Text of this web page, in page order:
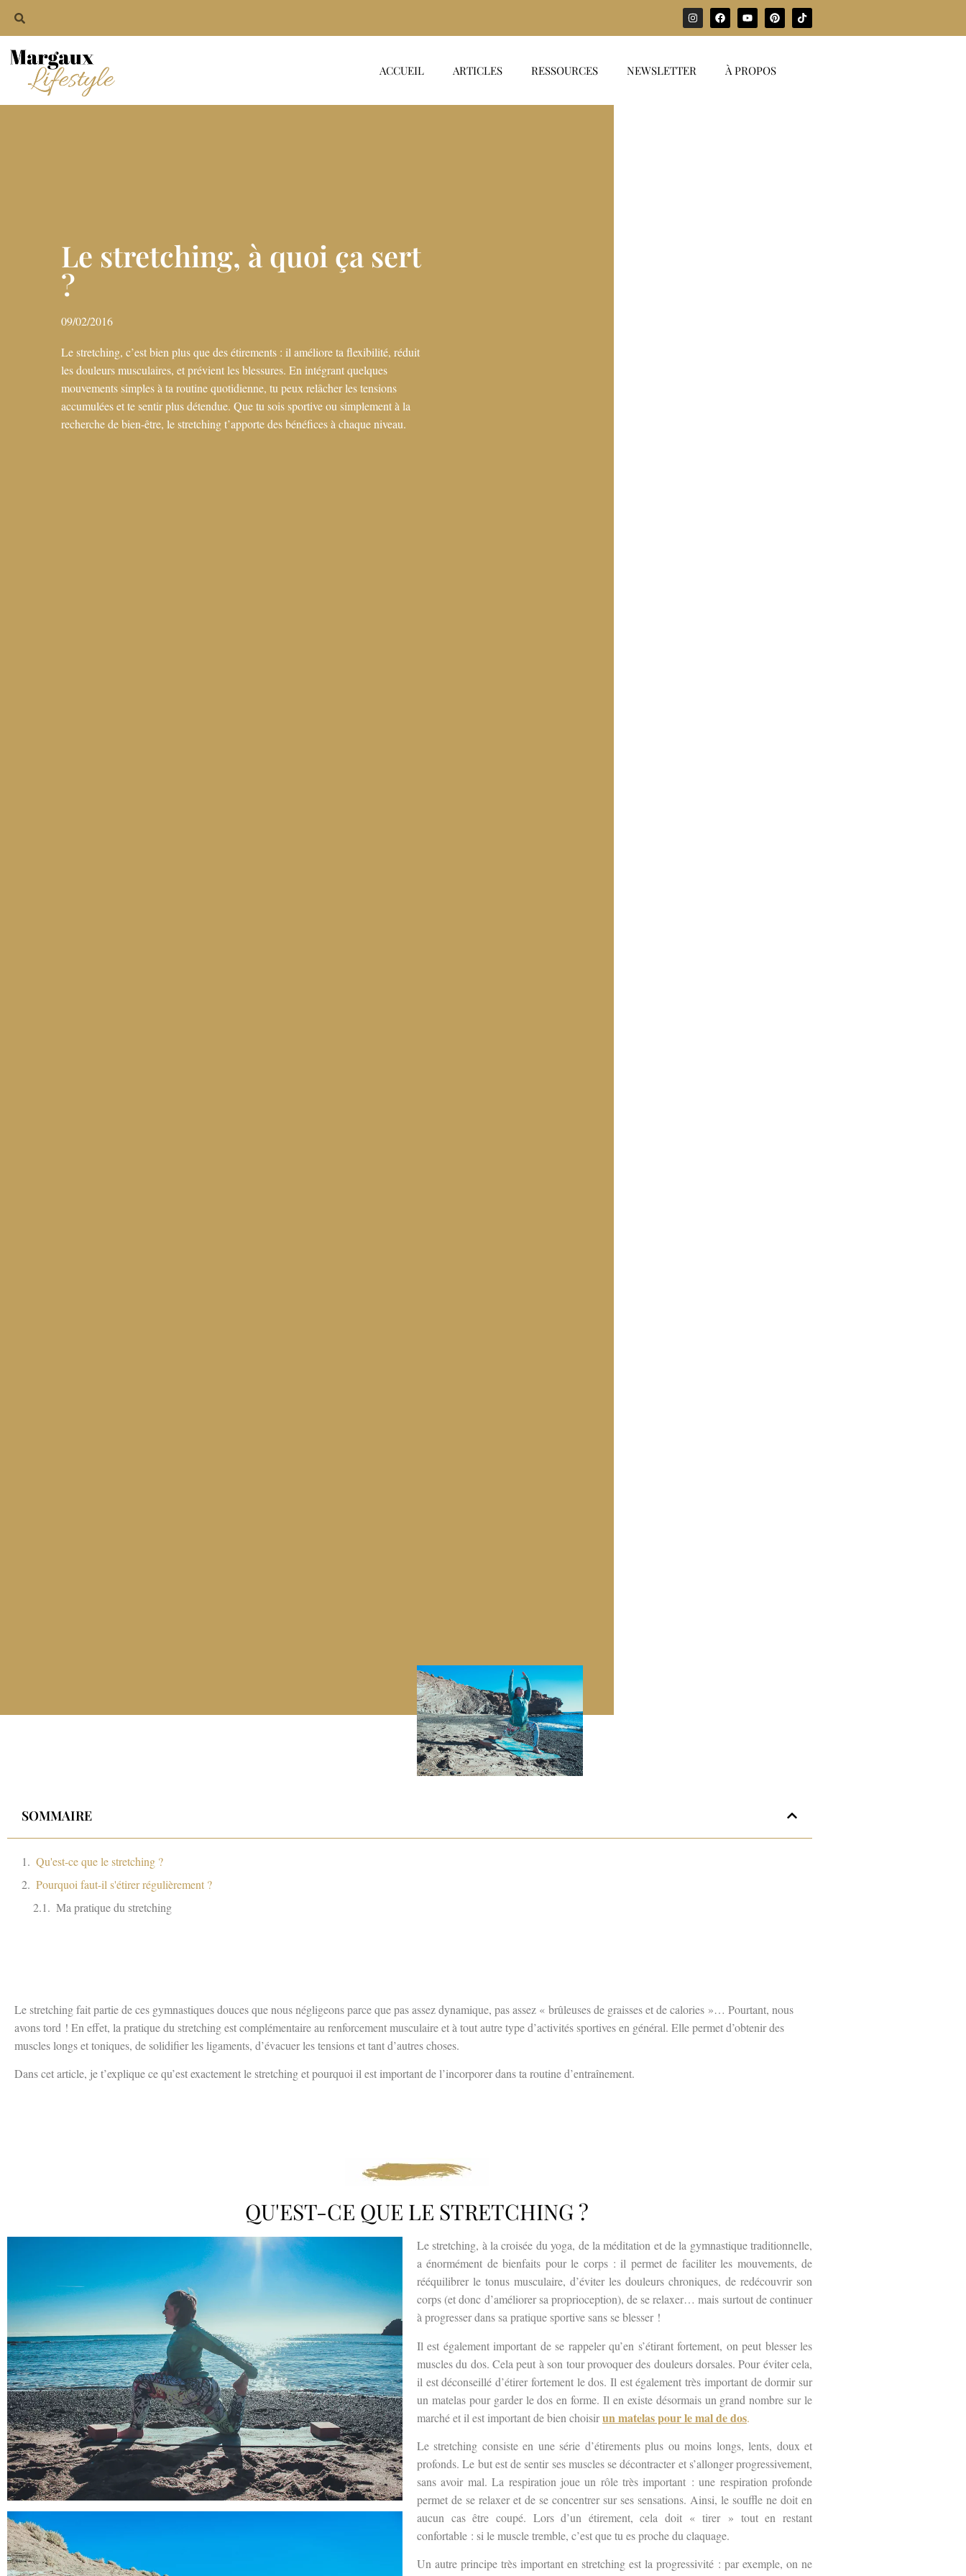
ACCUEIL ARTICLES RESSOURCES NEWSLETTER À PROPOS
Le stretching, à quoi ça sert
?
09/02/2016
Le stretching, c’est bien plus que des étirements : il améliore ta flexibilité, réduit
les douleurs musculaires, et prévient les blessures. En intégrant quelques
mouvements simples à ta routine quotidienne, tu peux relâcher les tensions
accumulées et te sentir plus détendue. Que tu sois sportive ou simplement à la
recherche de bien-être, le stretching t’apporte des bénéfices à chaque niveau.
SOMMAIRE
Qu'est-ce que le stretching ?
Pourquoi faut-il s'étirer régulièrement ?
Ma pratique du stretching
Le stretching fait partie de ces gymnastiques douces que nous négligeons parce que pas assez dynamique, pas assez « brûleuses de graisses et de calories »… Pourtant, nous
avons tord ! En effet, la pratique du stretching est complémentaire au renforcement musculaire et à tout autre type d’activités sportives en général. Elle permet d’obtenir des
muscles longs et toniques, de solidifier les ligaments, d’évacuer les tensions et tant d’autres choses.
Dans cet article, je t’explique ce qu’est exactement le stretching et pourquoi il est important de l’incorporer dans ta routine d’entraînement.
QU'EST-CE QUE LE STRETCHING ?
Le stretching, à la croisée du yoga, de la méditation et de la gymnastique traditionnelle,
a énormément de bienfaits pour le corps : il permet de faciliter les mouvements, de
rééquilibrer le tonus musculaire, d’éviter les douleurs chroniques, de redécouvrir son
corps (et donc d’améliorer sa proprioception), de se relaxer… mais surtout de continuer
à progresser dans sa pratique sportive sans se blesser !
Il est également important de se rappeler qu’en s’étirant fortement, on peut blesser les
muscles du dos. Cela peut à son tour provoquer des douleurs dorsales. Pour éviter cela,
il est déconseillé d’étirer fortement le dos. Il est également très important de dormir sur
un matelas pour garder le dos en forme. Il en existe désormais un grand nombre sur le
marché et il est important de bien choisirun matelas pour le mal de dos.
Le stretching consiste en une série d’étirements plus ou moins longs, lents, doux et
profonds. Le but est de sentir ses muscles se décontracter et s’allonger progressivement,
sans avoir mal. La respiration joue un rôle très important : une respiration profonde
permet de se relaxer et de se concentrer sur ses sensations. Ainsi, le souffle ne doit en
aucun cas être coupé. Lors d’un étirement, cela doit « tirer » tout en restant
confortable : si le muscle tremble, c’est que tu es proche du claquage.
Un autre principe très important en stretching est la progressivité : par exemple, on ne